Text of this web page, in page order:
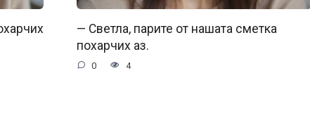
— Светла, парите от нашата сметка
похарчих аз.
0 4